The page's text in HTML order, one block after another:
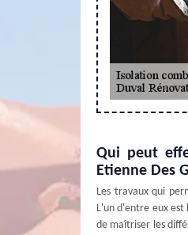
Qui peut
Etienne Des
Les travaux qui
L'un d'entre eux est
de maîtriser les